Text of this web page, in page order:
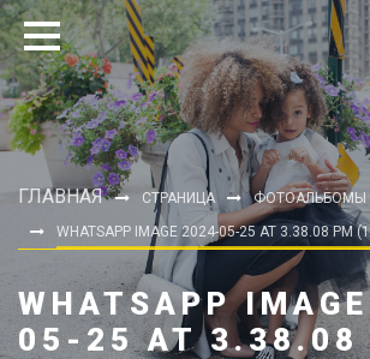
ГЛАВНАЯ СТРАНИЦА
ФОТОАЛЬБОМЫ
WHATSAPP IMAGE 2024-05-25 AT 3.38.08 PM
WHATSAPP
05-25 AT 3.38.08